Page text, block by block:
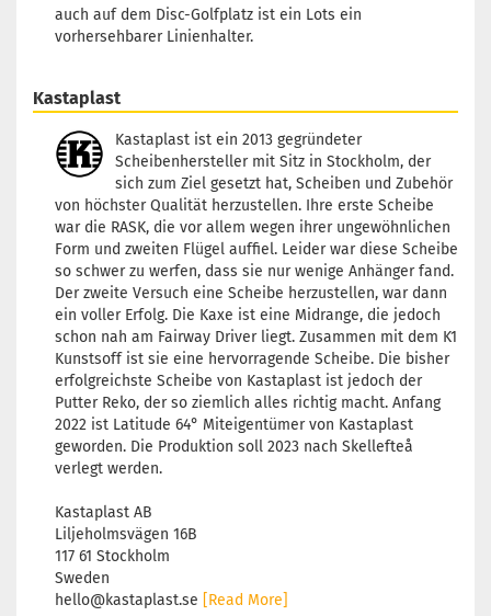
auch auf dem Disc-Golfplatz ist ein Lots ein
vorhersehbarer Linienhalter.
Kastaplast
Kastaplast ist ein 2013 gegründeter
Scheibenhersteller mit Sitz in Stockholm, der
sich zum Ziel gesetzt hat, Scheiben und Zubehör
von höchster Qualität herzustellen. Ihre erste Scheibe
war die RASK, die vor allem wegen ihrer ungewöhnlichen
Form und zweiten Flügel auffiel. Leider war diese Scheibe
so schwer zu werfen, dass sie nur wenige Anhänger fand.
Der zweite Versuch eine Scheibe herzustellen, war dann
ein voller Erfolg. Die Kaxe ist eine Midrange, die jedoch
schon nah am Fairway Driver liegt. Zusammen mit dem K1
Kunstsoff ist sie eine hervorragende Scheibe. Die bisher
erfolgreichste Scheibe von Kastaplast ist jedoch der
Putter Reko, der so ziemlich alles richtig macht. Anfang
2022 ist Latitude 64° Miteigentümer von Kastaplast
geworden. Die Produktion soll 2023 nach Skellefteå
verlegt werden.
Kastaplast AB
Liljeholmsvägen 16B
117 61 Stockholm
Sweden
hello@kastaplast.se [Read More]